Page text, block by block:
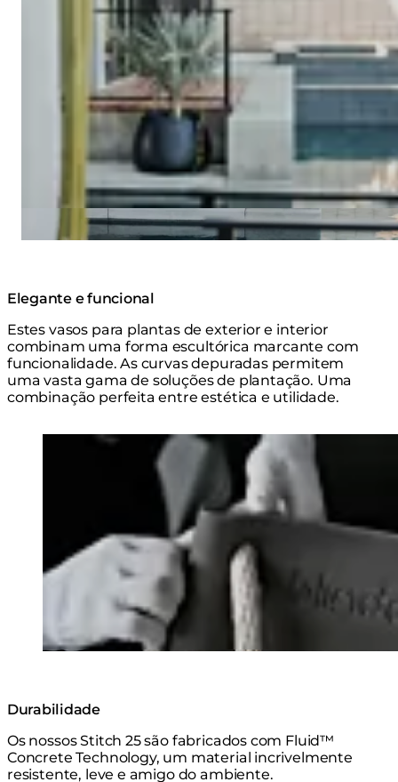
Elegante e funcional
Estes vasos para plantas de exterior e interior
combinam uma forma escultórica marcante com
funcionalidade. As curvas depuradas permitem
uma vasta gama de soluções de plantação. Uma
combinação perfeita entre estética e utilidade.
Loading image...
Durabilidade
Os nossos Stitch 25 são fabricados com Fluid™
Concrete Technology, um material incrivelmente
resistente, leve e amigo do ambiente.